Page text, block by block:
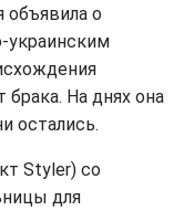
объявила о
украинским
На днях она
остались.
Styler) со
для